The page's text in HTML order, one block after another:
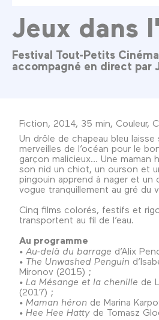
Jeux dans
Festival Tout-Petits
accompagné en direct par
Fiction, 2014, 35 min, Couleur,
Un drôle de chapeau bleu laisse
merveilles de l’océan pour le
garçon malicieux… Une maman
son nid un chiot, un ourson et
pingouin apprend à nager et un
vogue tranquillement au gré du
Cinq films colorés, festifs et
transportent au fil de l’eau.
Au programme
• Au-delà du barrage d’Alix
• The Unwashed Penguin
Mironov (2015) ;
• La Mésange et la chenille de
(2017) ;
• Maman héron de Marina
• Hee Hee Hatty de Tomasz